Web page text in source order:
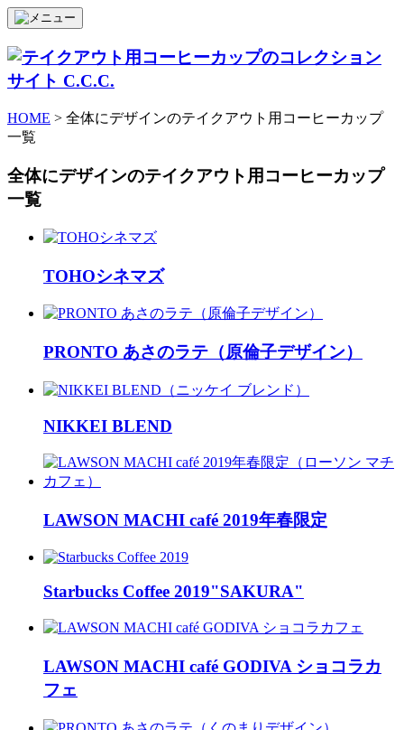
HOME > 全体にデザインのテイクアウト用コーヒーカップ
一覧
全体にデザインのテイクアウト用コーヒーカップ
一覧
TOHOシネマズ
PRONTO あさのラテ（原倫子デザイン）
NIKKEI BLEND
LAWSON MACHI café 2019年春限定
Starbucks Coffee 2019"SAKURA"
LAWSON MACHI café GODIVA ショコラカ
フェ